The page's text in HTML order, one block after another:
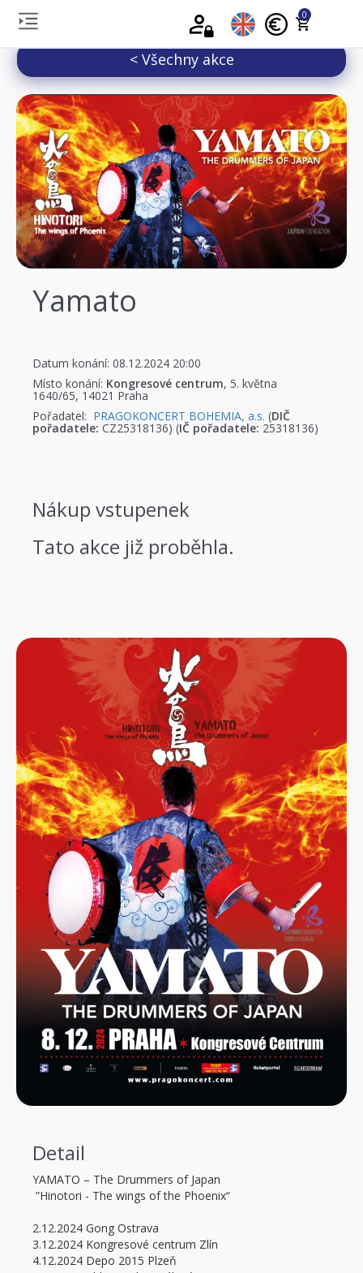
0
< Všechny akce
Yamato
Datum konání: 08.12.2024 20:00
Místo konání: Kongresové centrum, 5. května
1640/65, 14021 Praha
Pořadatel: PRAGOKONCERT BOHEMIA, a.s. (DIČ
pořadatele: CZ25318136) (IČ pořadatele: 25318136)
Nákup vstupenek
Tato akce již proběhla.
Detail
YAMATO – The Drummers of Japan
”Hinotori - The wings of the Phoenix“
2.12.2024 Gong Ostrava
3.12.2024 Kongresové centrum Zlín
4.12.2024 Depo 2015 Plzeň